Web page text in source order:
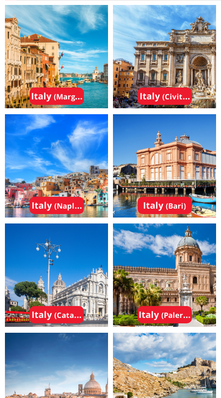
Italy (Marghera ( near Venice))Italy (Civitavecchia -
Italy (Naples) Italy (Bari)
Italy (Catania) Italy (Palermo)